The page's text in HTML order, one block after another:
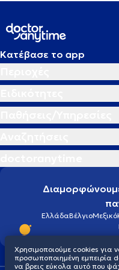
Κατέβασε το app
ΕλλάδαΒέλγιοΜεξικό
Χρησιμοποιούμε cookies για
προσωποποιημένη εμπειρία
να βρεις εύκολα αυτό που